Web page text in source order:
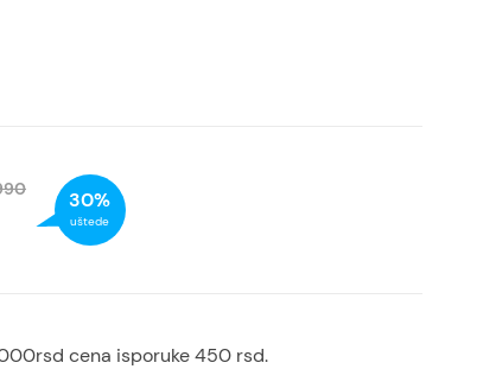
30%
uštede
cena isporuke 450 rsd.